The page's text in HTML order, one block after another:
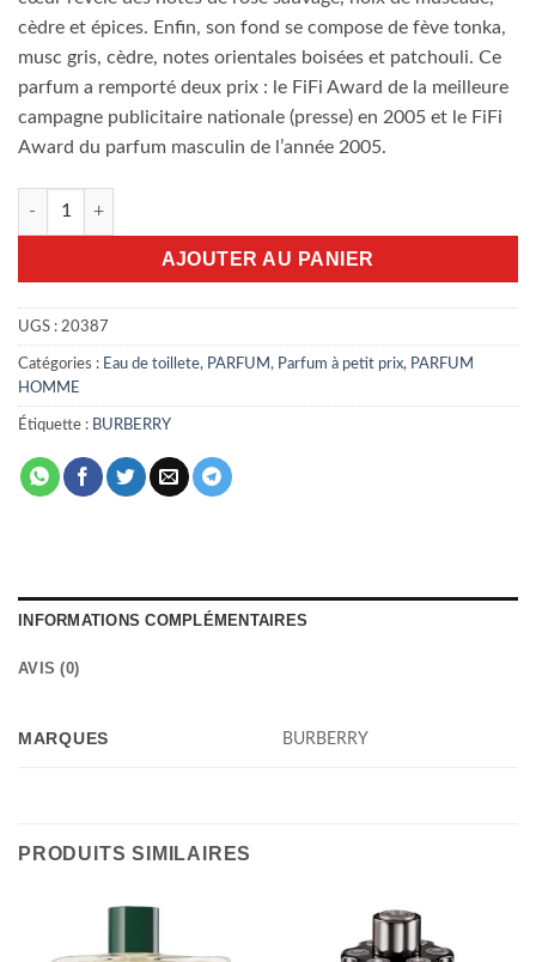
cèdre et épices. Enfin, son fond se compose de fève tonka,
musc gris, cèdre, notes orientales boisées et patchouli. Ce
parfum a remporté deux prix : le FiFi Award de la meilleure
campagne publicitaire nationale (presse) en 2005 et le FiFi
Award du parfum masculin de l’année 2005.
quantité de Burberry Brit for Men 100ml edt
AJOUTER AU PANIER
UGS : 20387
Catégories : Eau de toillete, PARFUM , Parfum à petit prix, PARFUM
HOMME
Étiquette : BURBERRY
INFORMATIONS COMPLÉMENTAIRES
AVIS (0)
MARQUES BURBERRY
PRODUITS SIMILAIRES